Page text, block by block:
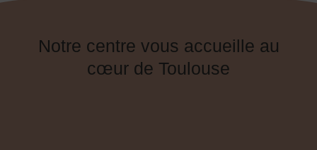
Notre centre vous accueille au
cœur de Toulouse